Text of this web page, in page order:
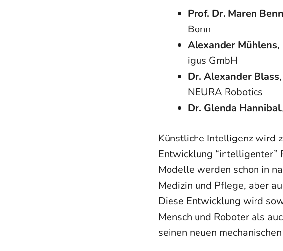
Prof. Dr. Maren
Bonn
Alexander Mühlens,
igus GmbH
Dr. Alexander Blass
NEURA Robotics
Dr. Glenda Hannibal
Künstliche Intelligenz wird
Entwicklung “intelligenter”
Modelle werden schon in
Medizin und Pflege, aber
Diese Entwicklung wird
Mensch und Roboter als
seinen neuen